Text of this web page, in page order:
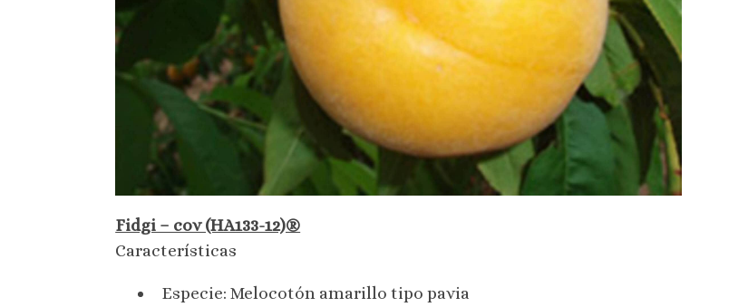
Fidgi – cov (HA133-12)®
Características
Especie: Melocotón amarillo tipo pavia